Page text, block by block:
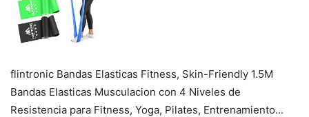
flintronic Bandas Elasticas Fitness, Skin-Friendly 1.5M
Bandas Elasticas Musculacion con 4 Niveles de
Resistencia para Fitness, Yoga, Pilates, Entrenamiento...